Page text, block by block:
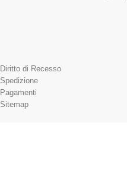
Diritto di Recesso
Spedizione
Pagamenti
Sitemap